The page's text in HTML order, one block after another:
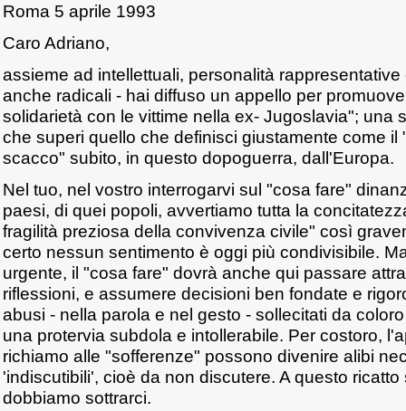
Roma 5 aprile 1993
Caro Adriano,
assieme ad intellettuali, personalità
anche radicali - hai diffuso un appello per
solidarietà con le vittime nella ex- Jugoslavia"; una
che superi quello che definisci giustamente come
scacco" subito, in questo dopoguerra, dall'Europa.
Nel tuo, nel vostro interrogarvi sul "cosa fare"
paesi, di quei popoli, avvertiamo tutta la
fragilità preziosa della convivenza civile" così
certo nessun sentimento è oggi più condivisibile.
urgente, il "cosa fare" dovrà anche qui passare
riflessioni, e assumere decisioni ben fondate e
abusi - nella parola e nel gesto - sollecitati da
una protervia subdola e intollerabile. Per costoro,
richiamo alle "sofferenze" possono divenire alibi
'indiscutibili', cioè da non discutere. A questo
dobbiamo sottrarci.